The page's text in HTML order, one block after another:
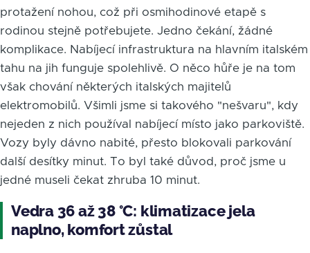
protažení nohou, což při osmihodinové etapě s
rodinou stejně potřebujete. Jedno čekání, žádné
komplikace. Nabíjecí infrastruktura na hlavním italském
tahu na jih funguje spolehlivě. O něco hůře je na tom
však chování některých italských majitelů
elektromobilů. Všimli jsme si takového "nešvaru", kdy
nejeden z nich používal nabíjecí místo jako parkoviště.
Vozy byly dávno nabité, přesto blokovali parkování
další desítky minut. To byl také důvod, proč jsme u
jedné museli čekat zhruba 10 minut.
Vedra 36 až 38 °C: klimatizace jela
naplno, komfort zůstal